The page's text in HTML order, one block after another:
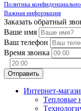
Политика
Важная информация
Заказать обратный
Ваше имя
Ваш телефон
Время звонка
Интернет-
Tепловые